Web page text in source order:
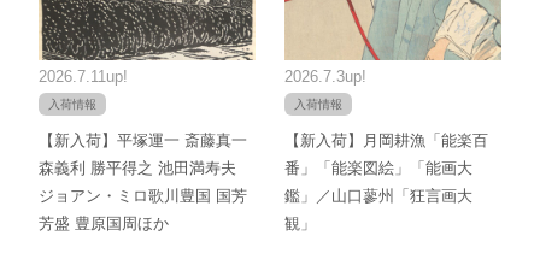
2026.7.11up!
入荷情報
【新入荷】平塚運一 斎藤真一
森義利 勝平得之 池田満寿夫
ジョアン・ミロ歌川豊国 国芳
芳盛 豊原国周ほか
2026.7.3up!
入荷情報
【新入荷】月岡耕漁「能楽百
番」「能楽図絵」「能画大
鑑」／山口蓼州「狂言画大
観」